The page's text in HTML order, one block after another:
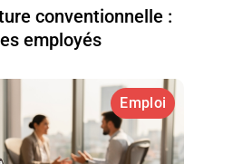
conventionnelle :
employés
Emploi